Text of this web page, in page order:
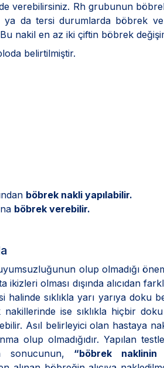
verebilirsiniz. Rh grubunun
da tersi durumlarda böbrek
nakil en az iki çiftin böbrek
belirtilmiştir.
böbrek nakli yapılabilir.
böbrek verebilir.
olup olmadığı
olması dışında alıcıdan
halinde sıklıkla yarı yarıya doku
nakillerinde ise sıklıkla hiçbir
Asıl belirleyici olan hastaya
olup olmadığıdır. Yapılan
sonucunun, “böbrek